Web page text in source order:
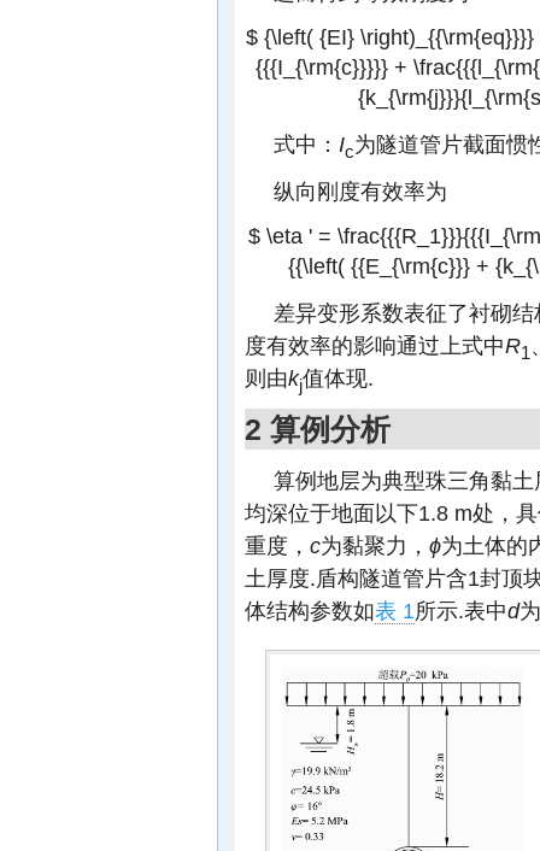
$ {\left( {EI}
{{{I_{\rm{c}}}}} +
式中： Ic为隧道管片截面惯
纵向刚度有效率为
$ \eta ' =
{{\left( {{E_{\rm{c}}} +
差异变形系数表征了衬砌
度有效率的影响通过上式中R1
则由kj值体现.
2 算例分析
算例地层为典型珠三角黏
均深位于地面以下1.8 m处，
重度， c为黏聚力， ϕ为土体的
土厚度.盾构隧道管片含1封顶
体结构参数如表 1所示.表中d